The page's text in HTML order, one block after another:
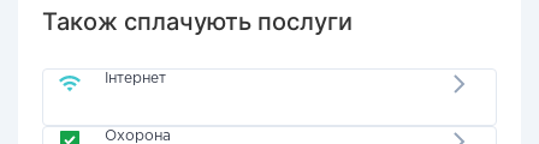
Також сплачують послуги
Інтернет
Охорона